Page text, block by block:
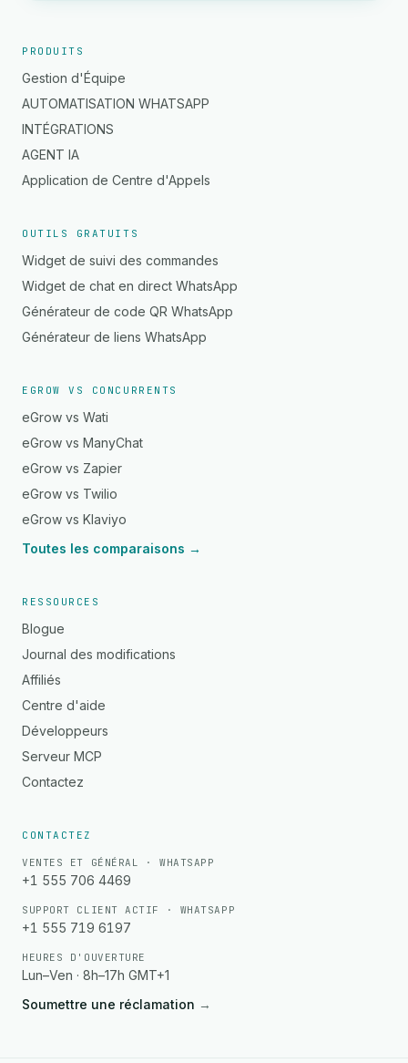
PRODUITS
Gestion d'Équipe
AUTOMATISATION WHATSAPP
INTÉGRATIONS
AGENT IA
Application de Centre d'Appels
OUTILS GRATUITS
Widget de suivi des commandes
Widget de chat en direct WhatsApp
Générateur de code QR WhatsApp
Générateur de liens WhatsApp
EGROW VS CONCURRENTS
eGrow vs Wati
eGrow vs ManyChat
eGrow vs Zapier
eGrow vs Twilio
eGrow vs Klaviyo
Toutes les comparaisons →
RESSOURCES
Blogue
Journal des modifications
Affiliés
Centre d'aide
Développeurs
Serveur MCP
Contactez
CONTACTEZ
VENTES ET GÉNÉRAL · WHATSAPP
+1 555 706 4469
SUPPORT CLIENT ACTIF · WHATSAPP
+1 555 719 6197
HEURES D'OUVERTURE
Lun–Ven · 8h–17h GMT+1
Soumettre une réclamation →